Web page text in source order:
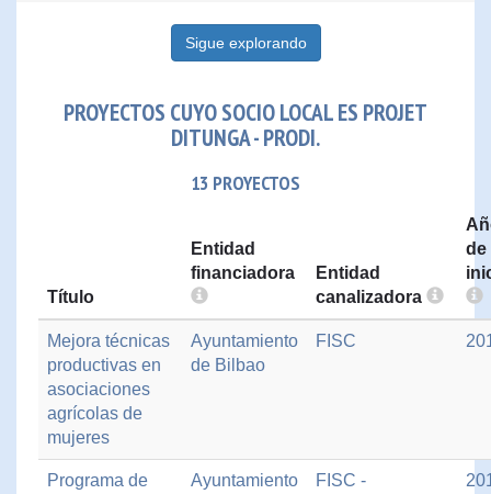
Sigue explorando
PROYECTOS CUYO SOCIO LOCAL ES PROJET
DITUNGA - PRODI.
13 PROYECTOS
Título
Entidad
financiadora
Entidad
canalizadora
de
Mejora técnicas
productivas en
asociaciones
agrícolas de
mujeres
Ayuntamiento
de Bilbao
FISC
Programa de
Ayuntamiento
FISC -